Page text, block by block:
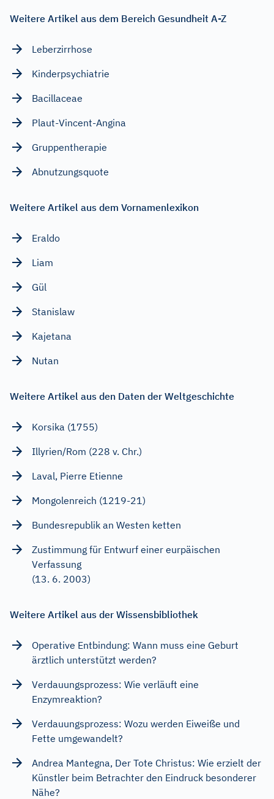
Weitere Artikel aus dem Bereich Gesundheit A-Z
Leberzirrhose
Kinderpsychiatrie
Bacillaceae
Plaut-Vincent-Angina
Gruppentherapie
Abnutzungsquote
Weitere Artikel aus dem Vornamenlexikon
Eraldo
Liam
Gül
Stanislaw
Kajetana
Nutan
Weitere Artikel aus den Daten der Weltgeschichte
Korsika (1755)
Illyrien/Rom (228 v. Chr.)
Laval, Pierre Etienne
Mongolenreich (1219-21)
Bundesrepublik an Westen ketten
Zustimmung für Entwurf einer eurpäischen
Verfassung
(13. 6. 2003)
Weitere Artikel aus der Wissensbibliothek
Operative Entbindung: Wann muss eine Geburt
ärztlich unterstützt werden?
Verdauungsprozess: Wie verläuft eine
Enzymreaktion?
Verdauungsprozess: Wozu werden Eiweiße und
Fette umgewandelt?
Andrea Mantegna, Der Tote Christus: Wie erzielt der
Künstler beim Betrachter den Eindruck besonderer
Nähe?